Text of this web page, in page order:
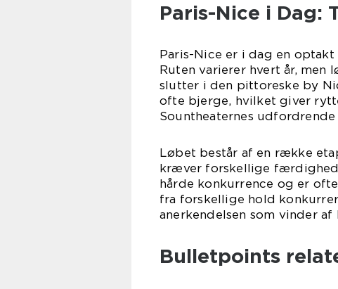
Paris-Nice i Dag:
Paris-Nice er i dag en
Ruten varierer hvert år, men
slutter i den pittoreske by
ofte bjerge, hvilket giver
Sountheaternes
Løbet består af en række
kræver forskellige
hårde konkurrence og er
fra forskellige hold
anerkendelsen som vinder af
Bulletpoints